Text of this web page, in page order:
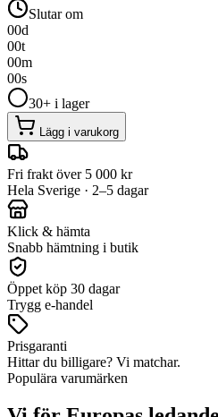
Slutar om
00d
00t
00m
00s
30+ i lager
Lägg i varukorg
Fri frakt över 5 000 kr
Hela Sverige · 2–5 dagar
Klick & hämta
Snabb hämtning i butik
Öppet köp 30 dagar
Trygg e-handel
Prisgaranti
Hittar du billigare? Vi matchar.
Populära varumärken